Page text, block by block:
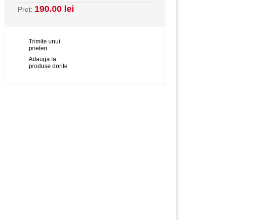
Preț: 190.00 lei
Trimite unui
prieten
Adauga la
produse dorite